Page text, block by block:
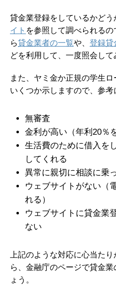
貸金業登録をしているかどう
イト を参照して調べられる
ら貸金業者の一覧や、 登録貸
どを利用して、一度照会して
また、ヤミ金か正規の学生
いくつか示しますので、参考
無審査
金利が高い（年利20％
生活費のために借入を
してくれる
異常に親切に相談に乗
ウェブサイトがない（
れる）
ウェブサイトに貸金業
ない
上記のような対応に心当た
ら、金融庁のページで貸金
ょう。